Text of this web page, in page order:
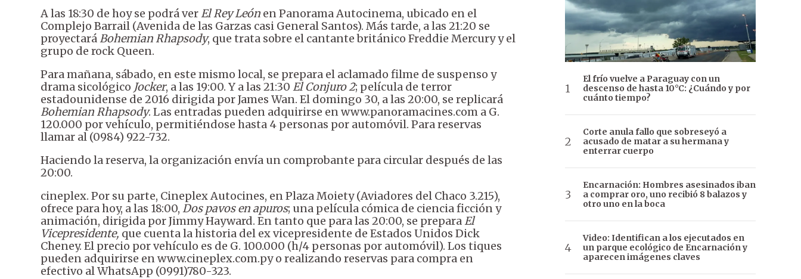
A las 18:30 de hoy se podrá verEl Rey León en Panorama Autocinema, ubicado en el
Complejo Barrail (Avenida de las Garzas casi General Santos). Más tarde, a las 21:20 se
proyectaráBohemian Rhapsody, que trata sobre el cantante británico Freddie Mercury y el
grupo de rock Queen.
Para mañana, sábado, en este mismo local, se prepara el aclamado filme de suspenso y
drama sicológico Jocker, a las 19:00. Y a las 21:30 El Conjuro 2; película de terror
estadounidense de 2016 dirigida por James Wan. El domingo 30, a las 20:00, se replicará
Bohemian Rhapsody. Las entradas pueden adquirirse en www.panoramacines.com a G.
120.000 por vehículo, permitiéndose hasta 4 personas por automóvil. Para reservas
llamar al (0984) 922-732.
Haciendo la reserva, la organización envía un comprobante para circular después de las
20:00.
cineplex. Por su parte, Cineplex Autocines, en Plaza Moiety (Aviadores del Chaco 3.215),
ofrece para hoy, a las 18:00, Dos pavos en apuros; una película cómica de ciencia ficción y
animación, dirigida por Jimmy Hayward. En tanto que para las 20:00, se preparaEl
Vicepresidente, que cuenta la historia del ex vicepresidente de Estados Unidos Dick
Cheney. El precio por vehículo es de G. 100.000 (h/4 personas por automóvil). Los tiques
pueden adquirirse en www.cineplex.com.py o realizando reservas para compra en
efectivo al WhatsApp (0991)780-323.
El frío vuelve a Paraguay con un
descenso de hasta 10°C: ¿Cuándo y por
cuánto tiempo?
Corte anula fallo que sobreseyó a
acusado de matar a su hermana y
enterrar cuerpo
Encarnación: Hombres asesinados iban
a comprar oro, uno recibió 8 balazos y
otro uno en la boca
Video: Identifican a los ejecutados en
un parque ecológico de Encarnación y
aparecen imágenes claves